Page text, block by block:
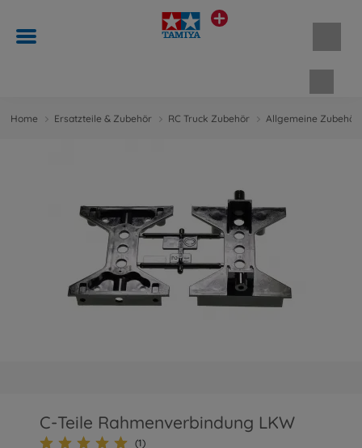
Home Ersatzteile & Zubehör RC Truck Zubehör Allgemeine
C-Teile Rahmenverbindung LKW
(1)